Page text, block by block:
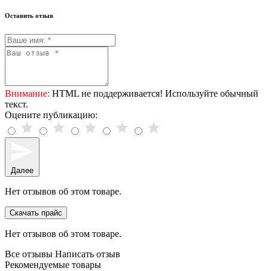
Оставить отзыв
Внимание: HTML не поддерживается! Используйте обычный
текст.
Оцените публикацию:
Далее
Нет отзывов об этом товаре.
Скачать прайс
Нет отзывов об этом товаре.
Все отзывы Написать отзыв
Рекомендуемые товары